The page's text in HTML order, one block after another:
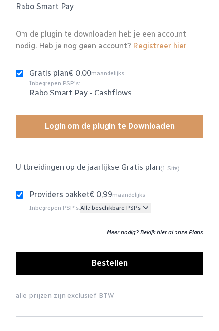
Rabo Smart Pay
Om de plugin te downloaden heb je een account
nodig. Heb je nog geen account? Registreer hier
Gratis plan€ 0,00maandelijks
Inbegrepen PSP's:
Rabo Smart Pay - Cashflows
Login om de plugin te Downloaden
Uitbreidingen op de jaarlijkse Gratis plan(1 Site)
Providers pakket€ 0,99maandelijks
Inbegrepen PSP's:Alle beschikbare PSPs
Meer nodig? Bekijk hier al onze Plans
Bestellen
alle prijzen zijn exclusief BTW